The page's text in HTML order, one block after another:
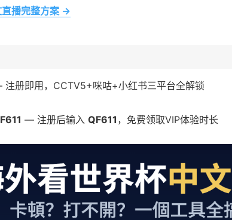
直播完整方案 →
册即用，CCTV5+咪咕+小红书三平台全解锁
— 注册后输入 QF611 ，免费领取VIP体验时长